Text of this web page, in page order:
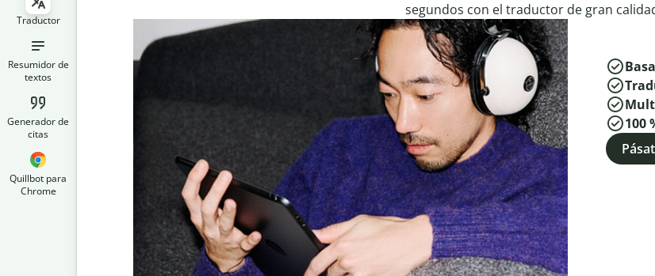
Traductor
Resumidor de
textos
Generador de
citas
Quillbot para
Chrome
segundos con el traductor de gran
100